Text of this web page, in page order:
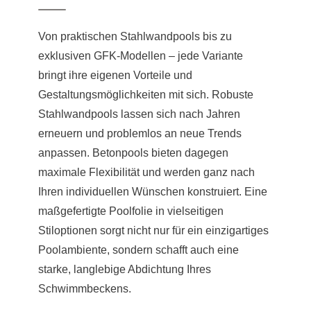
Von praktischen Stahlwandpools bis zu
exklusiven GFK-Modellen – jede Variante
bringt ihre eigenen Vorteile und
Gestaltungsmöglichkeiten mit sich. Robuste
Stahlwandpools lassen sich nach Jahren
erneuern und problemlos an neue Trends
anpassen. Betonpools bieten dagegen
maximale Flexibilität und werden ganz nach
Ihren individuellen Wünschen konstruiert. Eine
maßgefertigte Poolfolie in vielseitigen
Stiloptionen sorgt nicht nur für ein einzigartiges
Poolambiente, sondern schafft auch eine
starke, langlebige Abdichtung Ihres
Schwimmbeckens.